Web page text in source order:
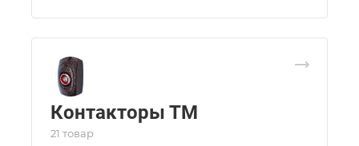
Контакторы ТМ
21 товар